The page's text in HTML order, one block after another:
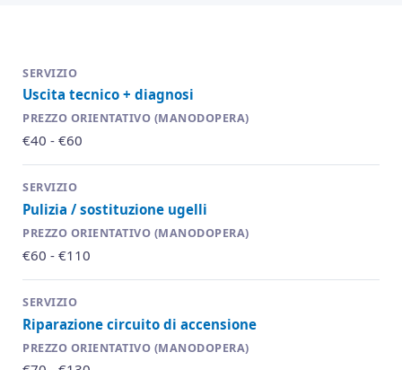
Uscita tecnico + diagnosi
€40 - €60
Pulizia / sostituzione ugelli
€60 - €110
Riparazione circuito di accensione